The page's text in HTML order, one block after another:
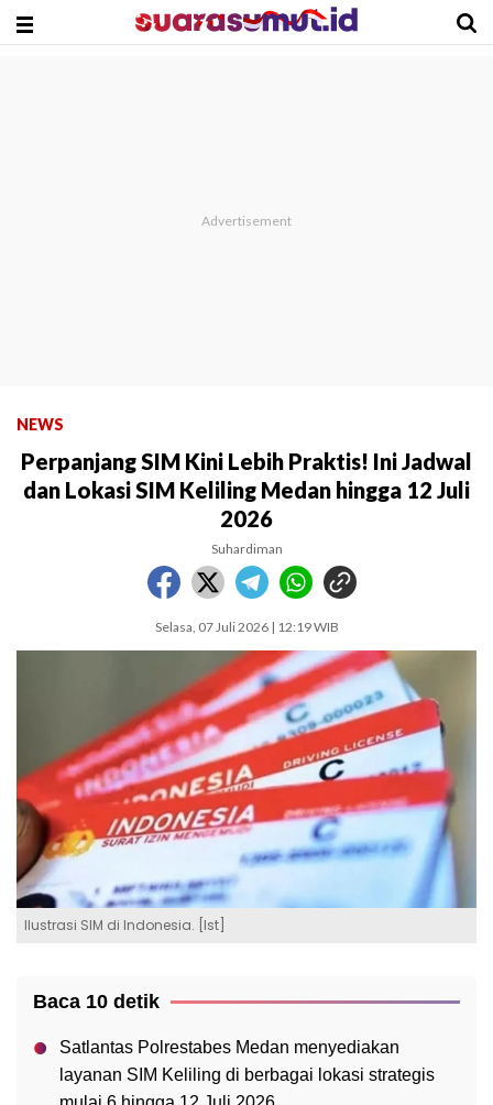
NEWS
Perpanjang SIM Kini Lebih Praktis! Ini Jadwal
dan Lokasi SIM Keliling Medan hingga 12 Juli
2026
Suhardiman
Selasa, 07 Juli 2026 | 12:19 WIB
Ilustrasi SIM di Indonesia. [Ist]
Baca 10 detik
Satlantas Polrestabes Medan menyediakan
layanan SIM Keliling di berbagai lokasi strategis